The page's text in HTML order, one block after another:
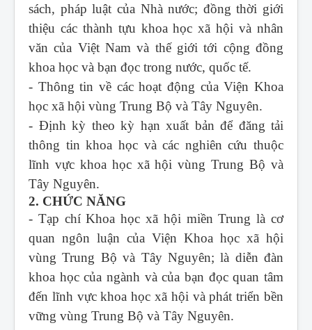
sách, pháp luật của Nhà nước; đồng thời giới
thiệu các thành tựu khoa học xã hội và nhân
văn của Việt Nam và thế giới tới cộng đồng
khoa học và bạn đọc trong nước, quốc tế.
- Thông tin về các hoạt động của Viện Khoa
học xã hội vùng Trung Bộ và Tây Nguyên.
- Định kỳ theo kỳ hạn xuất bản để đăng tải
thông tin khoa học và các nghiên cứu thuộc
lĩnh vực khoa học xã hội vùng Trung Bộ và
Tây Nguyên.
2. CHỨC NĂNG
- Tạp chí Khoa học xã hội miền Trung là cơ
quan ngôn luận của Viện Khoa học xã hội
vùng Trung Bộ và Tây Nguyên; là diễn đàn
khoa học của ngành và của bạn đọc quan tâm
đến lĩnh vực khoa học xã hội và phát triển bền
vững vùng Trung Bộ và Tây Nguyên.